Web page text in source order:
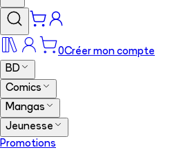
0Créer mon compte
BD
Comics
Mangas
Jeunesse
Promotions